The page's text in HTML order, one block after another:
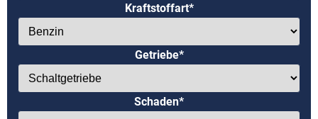
Kraftstoffart*
Getriebe*
Schaden*